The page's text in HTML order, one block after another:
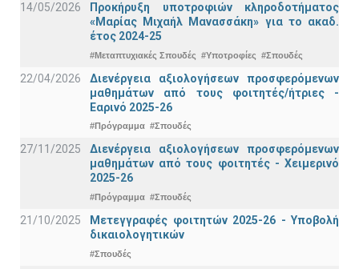
14/05/2026
Προκήρυξη υποτροφιών κληροδοτήματος
«Μαρίας Μιχαήλ Μανασσάκη» για το ακαδ.
έτος 2024-25
#Μεταπτυχιακές Σπουδές #Υποτροφίες #Σπουδές
22/04/2026
Διενέργεια αξιολογήσεων προσφερόμενων
μαθημάτων από τους φοιτητές/ήτριες -
Εαρινό 2025-26
#Πρόγραμμα #Σπουδές
27/11/2025
Διενέργεια αξιολογήσεων προσφερόμενων
μαθημάτων από τους φοιτητές - Χειμερινό
2025-26
#Πρόγραμμα #Σπουδές
21/10/2025
Μετεγγραφές φοιτητών 2025-26 - Υποβολή
δικαιολογητικών
#Σπουδές